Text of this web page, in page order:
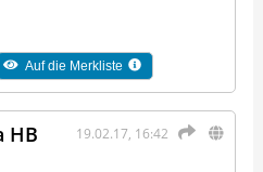
Auf die Merkliste
19.02.17, 16:42
HB